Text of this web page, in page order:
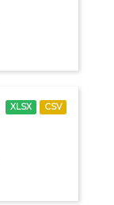
XLSX CSV